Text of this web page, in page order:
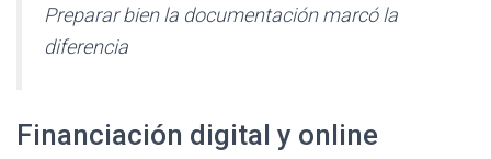
Preparar bien la documentación marcó la
diferencia
Financiación digital y online